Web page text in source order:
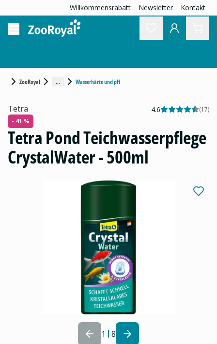
Willkommensrabatt Newsletter Kontakt
ZooRoyal ... Wasserhärte und pH
1 8
Tetra 4.6 (17)
- 41 %
Tetra Pond Teichwasserpflege
CrystalWater - 500ml